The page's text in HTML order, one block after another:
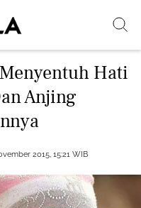
Hati
Anjing
2015, 15:21 WIB